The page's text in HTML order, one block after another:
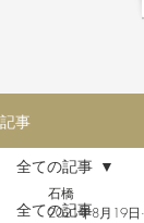
記事
全ての記事
全ての記事
石橋
2021年8月19日